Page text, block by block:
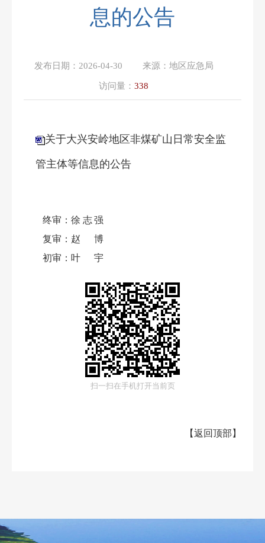
息的公告
发布日期： 2026-04-30 来源： 地区应急局
访问量： 338
关于大兴安岭地区非煤矿山日常安全监
管主体等信息的公告
终审： 徐志强
复审： 赵博
初审： 叶宇
扫一扫在手机打开当前页
【返回顶部 】